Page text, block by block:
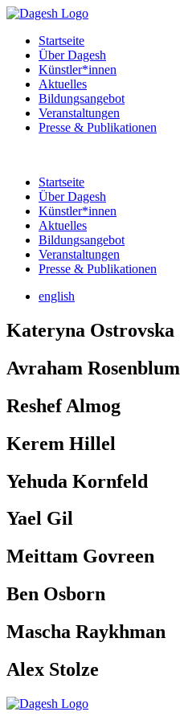
Startseite
Über Dagesh
Künstler*innen
Aktuelles
Bildungsangebot
Veranstaltungen
Presse & Publikationen
Startseite
Über Dagesh
Künstler*innen
Aktuelles
Bildungsangebot
Veranstaltungen
Presse & Publikationen
english
Kateryna Ostrovska
Avraham Rosenblum
Reshef Almog
Kerem Hillel
Yehuda Kornfeld
Yael Gil
Meittam Govreen
Ben Osborn
Mascha Raykhman
Alex Stolze